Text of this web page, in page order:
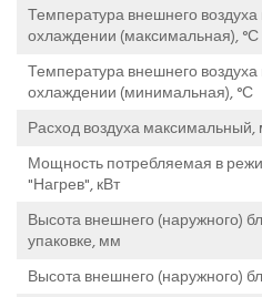
Температура внешнего воздуха
охлаждении (максимальная), °С
Температура внешнего воздуха
охлаждении (минимальная), °С
Расход воздуха
Мощность потребляемая в
"Нагрев", кВт
Высота внешнего (наружного)
упаковке, мм
Высота внешнего (наружного)